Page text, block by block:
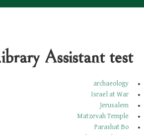
Assistant test
archaeology
Israel at War
Jerusalem
Matzevah Temple
Parashat Bo